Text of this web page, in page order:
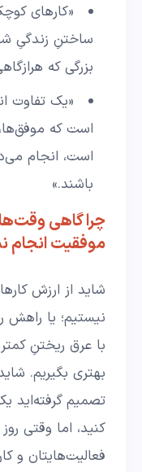
«کارهای
ساختنِ زندگیِ
بزرگی که
«یک تفاوت
است که موفق‌ها،
است، انجام
باشند.»
چرا گاهی وقت‌ها
موفقیت انجام
شاید از ارزش
نیستیم؛ یا راهش
با عرق ریختنِ
بهتری بگیریم.
تصمیم گرفته‌اید
کنید، اما وقتی
فعالیت‌هایتان و